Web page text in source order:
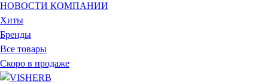
НОВОСТИ КОМПАНИИ
Хиты
Бренды
Все товары
Скоро в продаже